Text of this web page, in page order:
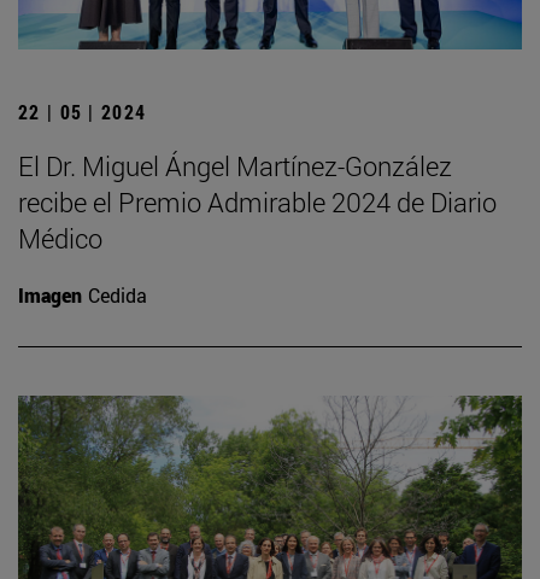
22 | 05 | 2024
El Dr. Miguel Ángel Martínez-González
recibe el Premio Admirable 2024 de Diario
Médico
Imagen Cedida